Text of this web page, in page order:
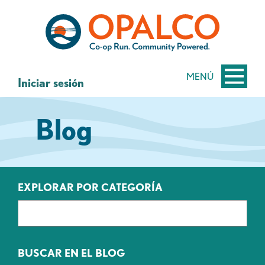
contenido
MENÚ
Iniciar sesión
Blog
EXPLORAR POR CATEGORÍA
BUSCAR EN EL BLOG